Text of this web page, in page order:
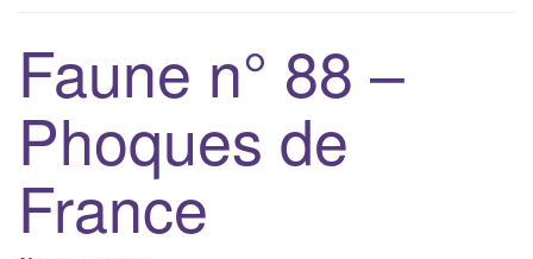
Faune n° 88 –
Phoques de
France